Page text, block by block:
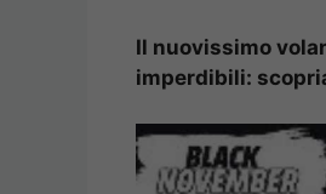
Il nuovissimo
imperdibili: